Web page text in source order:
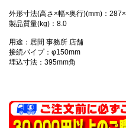
外形寸法(高さ×幅×奥行)(mm)：
製品質量(kg)：8.0
用途：居間 事務所 店舗
接続パイプ：φ150mm
埋込寸法：395mm角